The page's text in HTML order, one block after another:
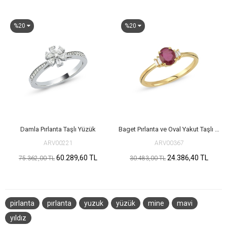
%20
Damla Pırlanta Taşlı Yüzük
ARV00221
75.362,00 TL 60.289,60 TL
%20
Baget Pırlanta ve Oval Yakut Taşlı Yüzük
ARV00367
30.483,00 TL 24.386,40 TL
pirlanta pırlanta yuzuk yüzük mine
mavi
yıldız